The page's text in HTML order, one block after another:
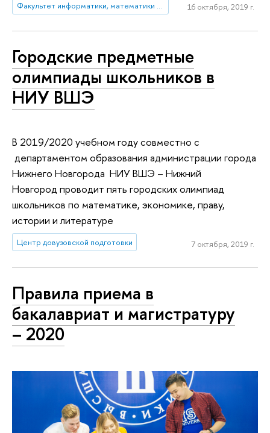
Факультет информатики, математики и компьютерных наук (Нижний Новгород) 16 октября, 2019 г.
Городские предметные
олимпиады школьников в
НИУ ВШЭ
В 2019/2020 учебном году совместно с
департаментом образования администрации города
Нижнего Новгорода НИУ ВШЭ – Нижний
Новгород проводит пять городских олимпиад
школьников по математике, экономике, праву,
истории и литературе
Центр довузовской подготовки 7 октября, 2019 г.
Правила приема в
бакалавриат и магистратуру
– 2020